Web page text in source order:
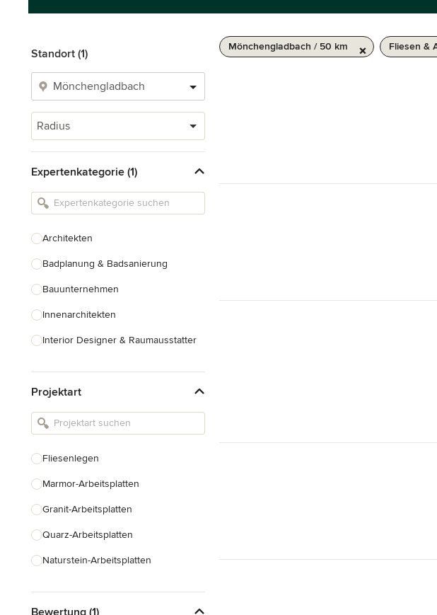
Standort (1)
Radius
Expertenkategorie (1)
Architekten
Badplanung & Badsanierung
Bauunternehmen
Innenarchitekten
Interior Designer & Raumausstatter
Landschaftsarchitekten
Armaturen & Sanitärbedarf
Einbauschränke
Projektart
Fliesenlegen
Marmor-Arbeitsplatten
Granit-Arbeitsplatten
Quarz-Arbeitsplatten
Naturstein-Arbeitsplatten
Fugenlose Böden
Bewertung (1)
Mönchengladbach / 50 km Fliesen &